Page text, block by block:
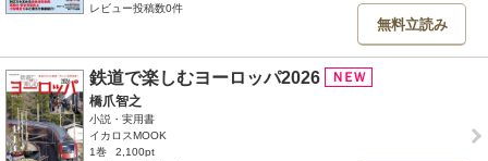
レビュー投稿数0件
無料立読み
鉄道で楽しむヨーロッパ2026
橋爪智之
小説・実用書
イカロスMOOK
1巻
2,100pt